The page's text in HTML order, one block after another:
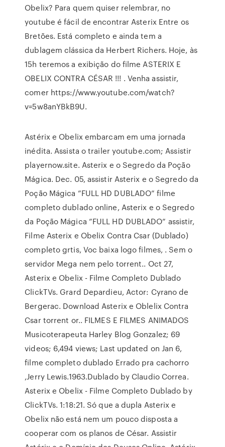
Obelix? Para quem quiser relembrar, no
youtube é fácil de encontrar Asterix Entre os
Bretões. Está completo e ainda tem a
dublagem clássica da Herbert Richers. Hoje, às
15h teremos a exibição do filme ASTERIX E
OBELIX CONTRA CÉSAR !!! . Venha assistir,
comer https://www.youtube.com/watch?
v=5w8anYBkB9U.
Astérix e Obelix embarcam em uma jornada
inédita. Assista o trailer youtube.com; Assistir
playernow.site. Asterix e o Segredo da Poção
Mágica. Dec. 05, assistir Asterix e o Segredo da
Poção Mágica ”FULL HD DUBLADO” filme
completo dublado online, Asterix e o Segredo
da Poção Mágica ”FULL HD DUBLADO” assistir,
Filme Asterix e Obelix Contra Csar (Dublado)
completo grtis, Voc baixa logo filmes, . Sem o
servidor Mega nem pelo torrent.. Oct 27,
Asterix e Obelix - Filme Completo Dublado
ClickTVs. Grard Depardieu, Actor: Cyrano de
Bergerac. Download Asterix e Oblelix Contra
Csar torrent or.. FILMES E FILMES ANIMADOS
Musicoterapeuta Harley Blog Gonzalez; 69
videos; 6,494 views; Last updated on Jan 6,
filme completo dublado Errado pra cachorro
,Jerry Lewis.1963.Dublado by Claudio Correa.
Asterix e Obelix - Filme Completo Dublado by
ClickTVs. 1:18:21. Só que a dupla Asterix e
Obelix não está nem um pouco disposta a
cooperar com os planos de César. Assistir